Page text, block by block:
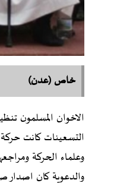
خاص (عدن)
الاخوان المسلمون
التسعينات كانت
وعلماء الحركة
والدعوية كان اصدار